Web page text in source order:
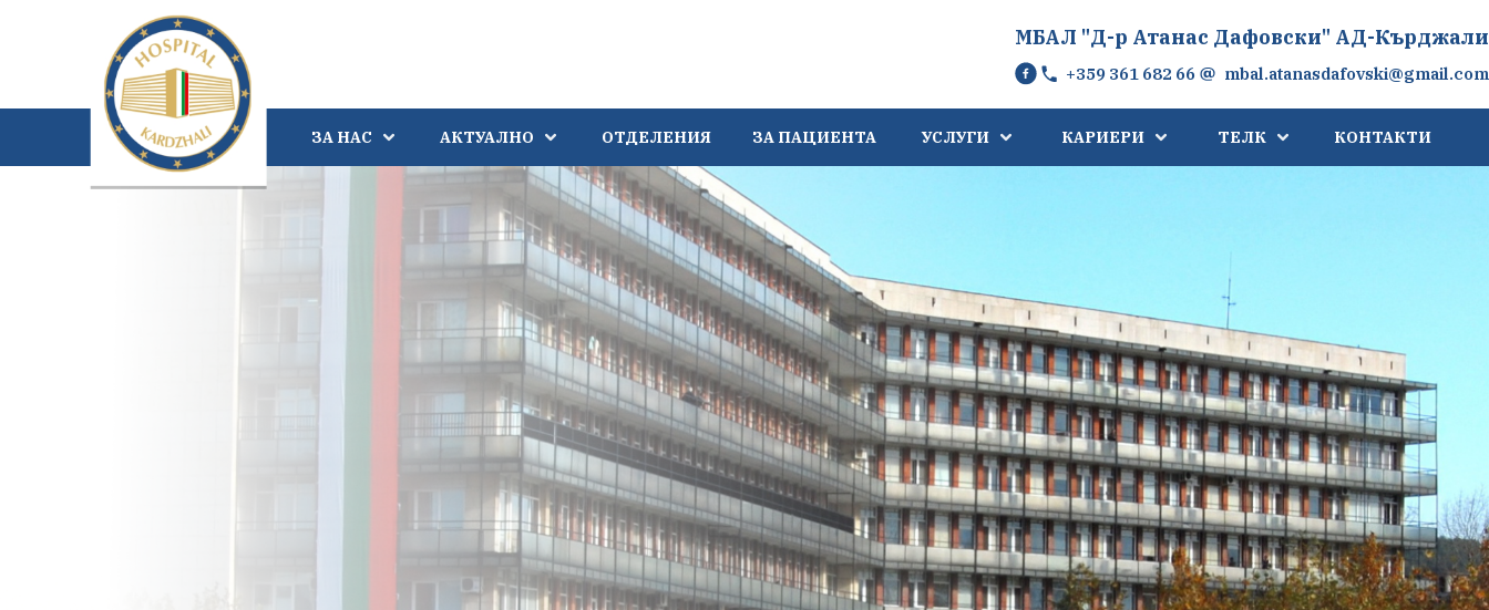
МБАЛ "Д-р Атанас Дафовски" АД-Кърджали
+359 361 682 66 mbal.atanasdafovski@gmail.com
ЗА НАС АКТУАЛНО ОТДЕЛЕНИЯ ЗА ПАЦИЕНТА УСЛУГИ КАРИЕРИ ТЕЛК КОНТАКТИ